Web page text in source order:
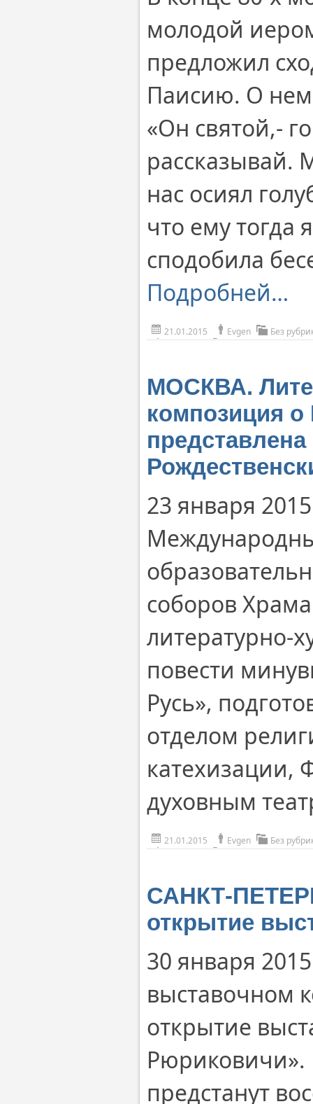
молодой
предложил
Паисию. О нем
«Он святой,-
рассказывай.
нас осиял
что ему тогда
сподобила
Подробней…
21.01.2015 Evgen Без
МОСКВА.
композиция о
23 января
соборов
литературно-
повести
Русь»,
отделом
катехизации,
духовным
21.01.2015 Evgen Без
САНКТ-
открытие
30 января
выставочном
открытие
Рюриковичи».
предстанут